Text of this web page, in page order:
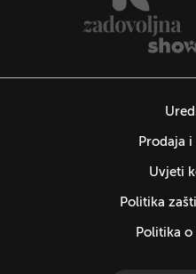
Prodaja
Uvjeti
Politika
Politika